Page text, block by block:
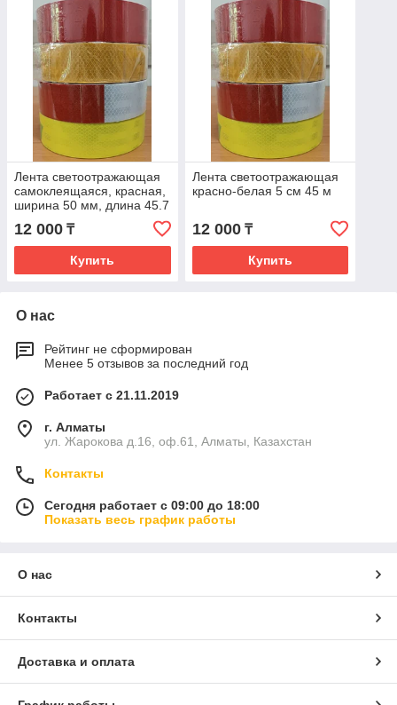
Лента светоотражающая
самоклеящаяся, красная,
ширина 50 мм, длина 45.7
12 000 ₸
Купить
Лента светоотражающая
красно-белая 5 см 45 м
12 000₸
Купить
О нас
Рейтинг не сформирован
Менее 5 отзывов за последний год
Работает с 21.11.2019
г. Алматы
ул. Жарокова д.16, оф.61, Алматы, Казахстан
Контакты
Сегодня работает с 09:00 до 18:00
Показать весь график работы
О нас
Контакты
Доставка и оплата